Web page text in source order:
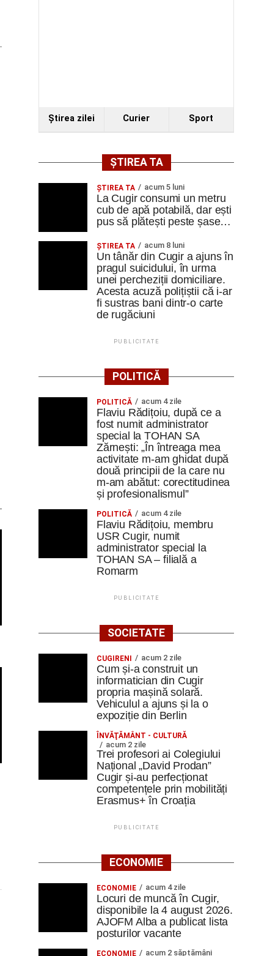
Ştirea zilei Curier Sport
ȘTIREA TA
ȘTIREA TA acum 5 luni
La Cugir consumi un metru
cub de apă potabilă, dar ești
pus să plătești peste șase…
ȘTIREA TA acum 8 luni
Un tânăr din Cugir a ajuns în
pragul suicidului, în urma
unei percheziții domiciliare.
Acesta acuză polițiștii că i-ar
fi sustras bani dintr-o carte
de rugăciuni
PUBLICITATE
POLITICĂ
POLITICĂ acum 4 zile
Flaviu Rădițoiu, după ce a
fost numit administrator
special la TOHAN SA
Zărnești: „În întreaga mea
activitate m-am ghidat după
două principii de la care nu
m-am abătut: corectitudinea
și profesionalismul”
POLITICĂ acum 4 zile
Flaviu Rădițoiu, membru
USR Cugir, numit
administrator special la
TOHAN SA – filială a
Romarm
PUBLICITATE
SOCIETATE
CUGIRENI acum 2 zile
Cum și-a construit un
informatician din Cugir
propria mașină solară.
Vehiculul a ajuns și la o
expoziție din Berlin
ÎNVĂŢĂMÂNT - CULTURĂ
acum 2 zile
Trei profesori ai Colegiului
Național „David Prodan”
Cugir și-au perfecționat
competențele prin mobilități
Erasmus+ în Croația
PUBLICITATE
ECONOMIE
ECONOMIE acum 4 zile
Locuri de muncă în Cugir,
disponibile la 4 august 2026.
AJOFM Alba a publicat lista
posturilor vacante
ECONOMIE acum 2 săptămâni